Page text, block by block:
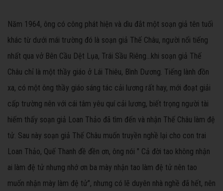
Năm 1964, ông có công phát hiện và dìu đắt một soạn giả tên tuối
khác từ dưới mái trường đó là soạn giả Thế Châu, người nổi tiếng
nhất qua vở Bên Cầu Dệt Lụa, Trái Sầu Riêng...khi soạn giả Thế
Châu chỉ là một thầy giáo ở Lái Thiêu, Bình Dương. Tiếng lành đồn
xa, có một ông thầy giáo sáng tác cải lương rất hay, mới đoạt giải
cấp trường nên với cái tâm yêu quí cải lương, biết trọng người tài
hiếm thấy soạn giả Loan Thảo đã tìm đến và nhận Thế Châu làm đệ
tử. Sau này soạn giả Thế Châu muốn truyền nghề lại cho con trai
Loan Thảo, Quế Thanh đề đền ơn, ông nói " Cả đời tao không nhận
ai làm đệ tử nhưng nhớ ơn ba mày nhận tao làm đệ tử nên tao
muốn nhận mày làm đệ tử", nhưng có lẽ duyên nhà nghề đã hết, nên